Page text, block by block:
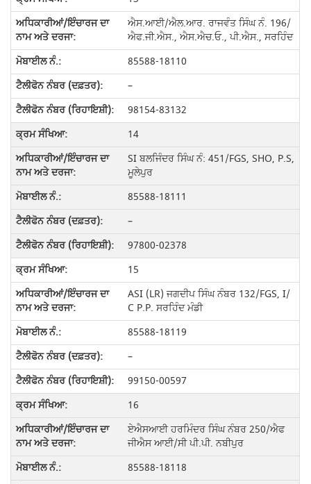
ਐਸ.ਆਈ/ਐਲ.ਆਰ. ਰਾਜਵੰਤ ਸਿੰਘ ਨੰ. 196/
ਐਫ.ਜੀ.ਐਸ., ਐਸ.ਐਚ.ਓ., ਪੀ.ਐਸ., ਸਰਹਿੰਦ
85588-18110
–
98154-83132
14
SI ਬਲਜਿੰਦਰ ਸਿੰਘ ਨੰ: 451/FGS, SHO, P.S,
ਮੂਲੇਪੁਰ
85588-18111
–
97800-02378
15
ASI (LR) ਜਗਦੀਪ ਸਿੰਘ ਨੰਬਰ 132/FGS, I/
C P.P. ਸਰਹਿੰਦ ਮੰਡੀ
85588-18119
–
99150-00597
16
ਏਐਸਆਈ ਹਰਮਿੰਦਰ ਸਿੰਘ ਨੰਬਰ 250/ਐਫ
ਜੀਐਸ ਆਈ/ਸੀ ਪੀ.ਪੀ. ਨਬੀਪੁਰ
85588-18118